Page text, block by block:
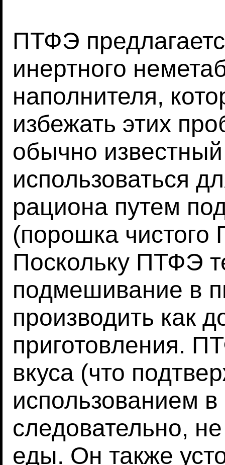
ПТФЭ
инертного
наполнителя,
избежать этих
обычно
использоваться
рациона путем
(порошка
Поскольку ПТФЭ
подмешивание в
производить как
приготовления.
вкуса (что
использованием
следовательно,
еды. Он также